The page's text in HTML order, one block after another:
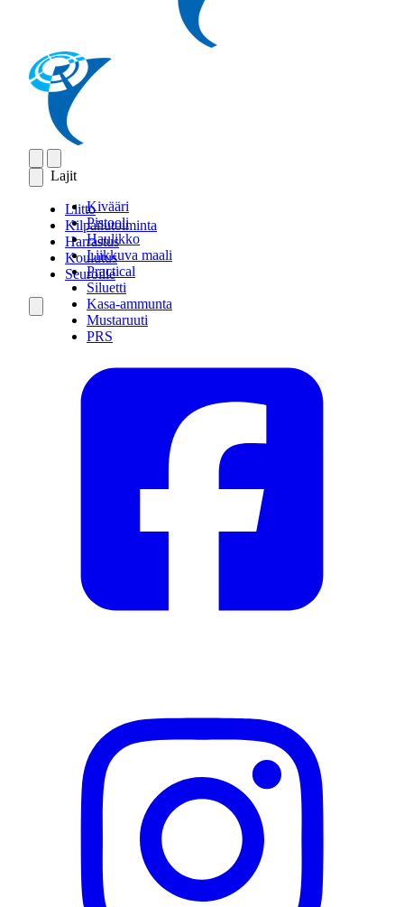
Lajit
Kivääri
Pistooli
Haulikko
Liikkuva maali
Practical
Siluetti
Kasa-ammunta
Mustaruuti
PRS
Liitto
Kilpailutoiminta
Harrastus
Koulutus
Seuroille